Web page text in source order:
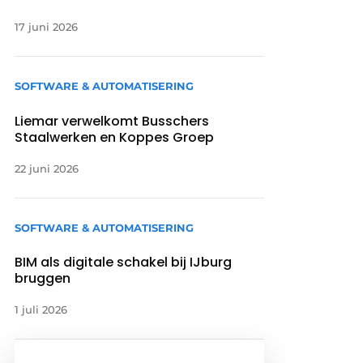
17 juni 2026
SOFTWARE & AUTOMATISERING
Liemar verwelkomt Busschers
Staalwerken en Koppes Groep
22 juni 2026
SOFTWARE & AUTOMATISERING
BIM als digitale schakel bij IJburg
bruggen
1 juli 2026